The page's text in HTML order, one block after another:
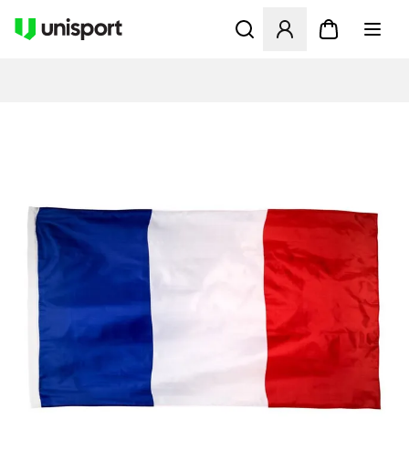
Åbner en Modal til at